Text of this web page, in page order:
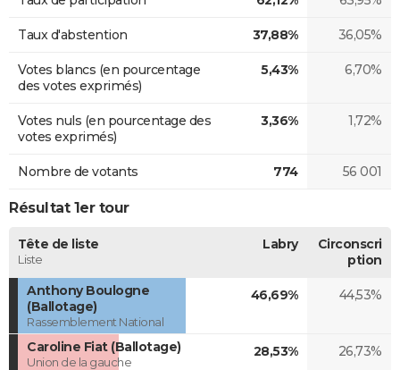
Taux d'abstention 37,88% 36,05%
Votes blancs (en pourcentage
des votes exprimés)
5,43% 6,70%
Votes nuls (en pourcentage des
votes exprimés)
3,36% 1,72%
Nombre de votants 774 56 001
Résultat 1er tour
Tête de liste
Liste
Labry
Circonscri
ption
Anthony Boulogne
(Ballotage)
Rassemblement National
46,69% 44,53%
Caroline Fiat (Ballotage)
Union de la gauche
28,53% 26,73%